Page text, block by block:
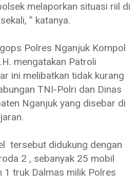
melaporkan situasi riil di
” katanya.
Polres Nganjuk Kompol
mengatakan Patroli
ini melibatkan tidak kurang
TNI-Polri dan Dinas
Nganjuk yang disebar di
tersebut didukung dengan
2 , sebanyak 25 mobil
1 truk Dalmas milik Polres